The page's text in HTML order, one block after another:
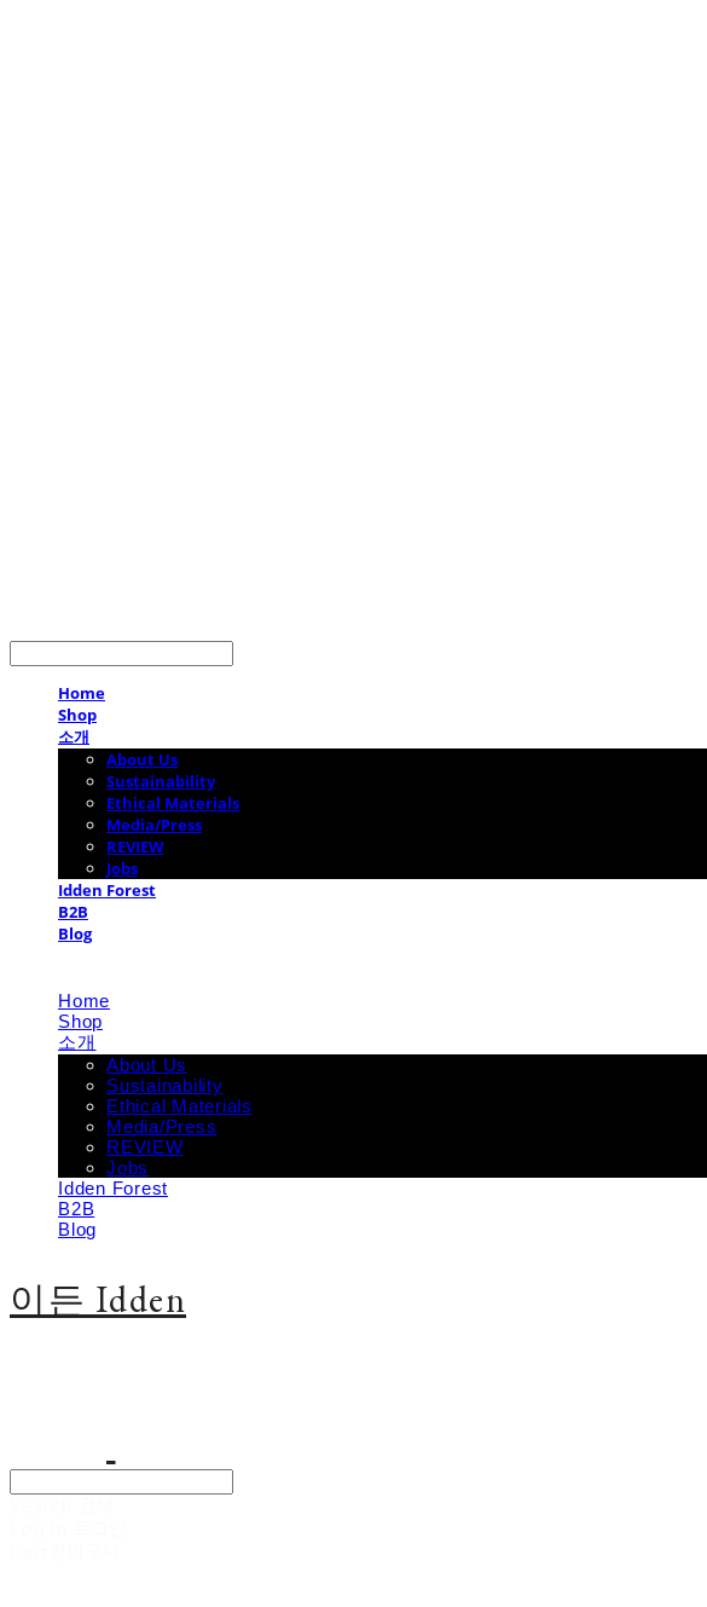
Home
Shop
소개
About Us
Sustainability
Ethical Materials
Media/Press
REVIEW
Jobs
Idden Forest
B2B
Blog
Home
Shop
소개
About Us
Sustainability
Ethical Materials
Media/Press
REVIEW
Jobs
Idden Forest
B2B
Blog
이든 Idden